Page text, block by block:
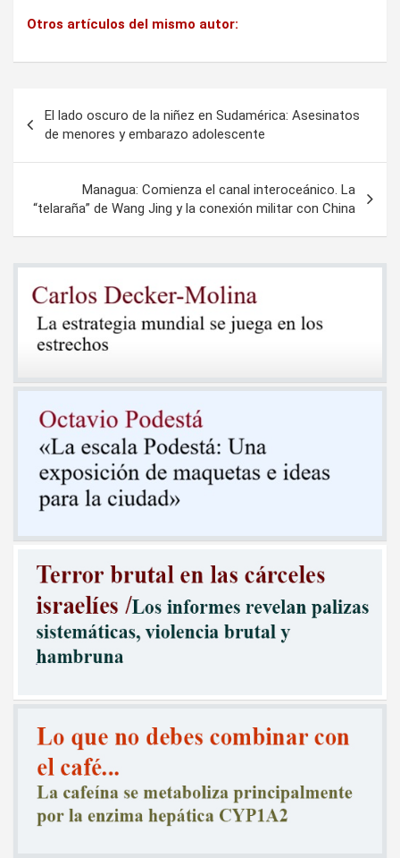
Otros artículos del mismo autor:
de
entradas
El lado oscuro de la niñez en Sudamérica: Asesinatos
de menores y embarazo adolescente
Managua: Comienza el canal interoceánico. La
“telaraña” de Wang Jing y la conexión militar con China